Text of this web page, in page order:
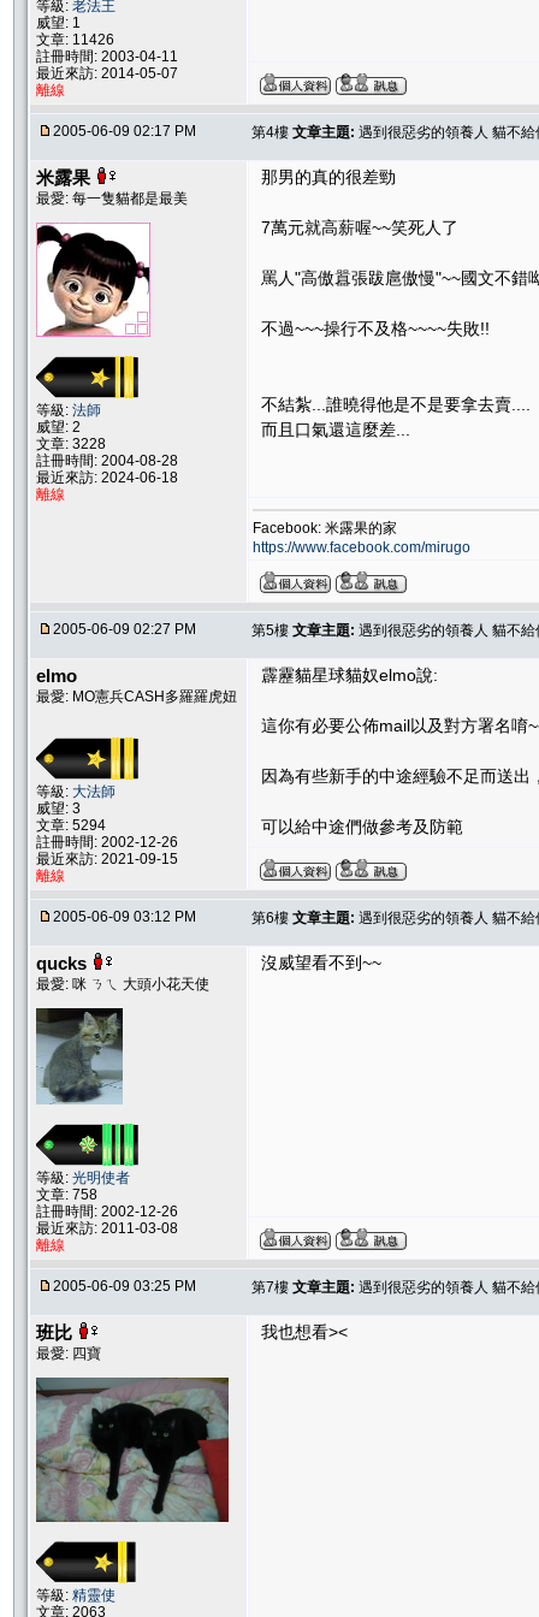
等級: 老法王
威望: 1
文章: 11426
註冊時間: 2003-04-11
最近來訪: 2014-05-07
離線
2005-06-09 02:17 PM 第4樓 文章主題: 遇到很惡劣的領養人 貓不
米露果
最愛: 每一隻貓都是最美
等級: 法師
威望: 2
文章: 3228
註冊時間: 2004-08-28
最近來訪: 2024-06-18
離線
那男的真的很差勁
7萬元就高薪喔~~笑死人了
罵人"高傲囂張跋扈傲慢"~~國文不錯
不過~~~操行不及格~~~~失敗!!
不結紮...誰曉得他是不是要拿去賣....
而且口氣還這麼差...
Facebook: 米露果的家
https://www.facebook.com/mirugo
2005-06-09 02:27 PM 第5樓 文章主題: 遇到很惡劣的領養人 貓不
elmo
最愛: MO憲兵CASH多羅羅虎妞
等級: 大法師
威望: 3
文章: 5294
註冊時間: 2002-12-26
最近來訪: 2021-09-15
離線
霹靂貓星球貓奴elmo說:
這你有必要公佈mail以及對方署名唷
因為有些新手的中途經驗不足而送出，
可以給中途們做參考及防範
2005-06-09 03:12 PM 第6樓 文章主題: 遇到很惡劣的領養人 貓不
qucks
最愛: 咪 ㄋㄟ 大頭小花天使
等級: 光明使者
文章: 758
註冊時間: 2002-12-26
最近來訪: 2011-03-08
離線
沒威望看不到~~
2005-06-09 03:25 PM 第7樓 文章主題: 遇到很惡劣的領養人 貓不
班比
最愛: 四寶
等級: 精靈使
文章: 2063
我也想看><